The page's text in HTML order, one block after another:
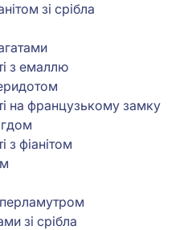
зі срібла
з емаллю
на французькому замку
фіанітом
зі срібла